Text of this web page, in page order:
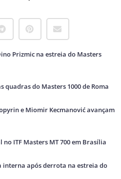
Prizmic na estreia do Masters
quadras do Masters 1000 de Roma
e Miomir Kecmanović avançam
ITF Masters MT 700 em Brasília
interna após derrota na estreia do